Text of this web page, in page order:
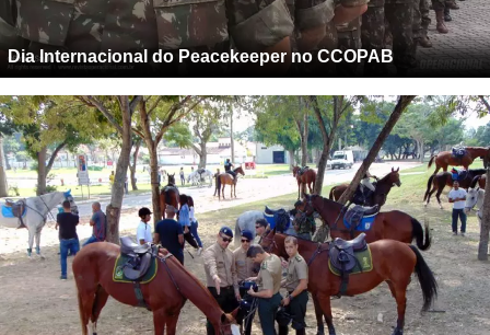
Dia Internacional do Peacekeeper no CCOPAB